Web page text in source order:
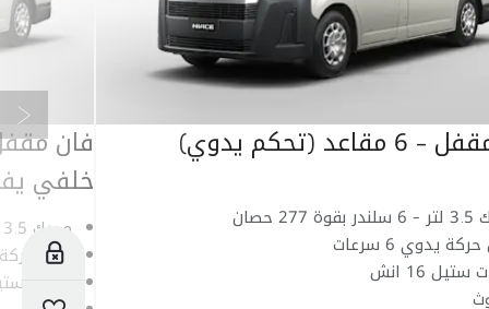
(تحكم يدوي)
حصان
يدوي 6 سرعات
16 انش
خلفي
محرك 3.5 لتر - 6 سلندر بقوة 277 حصان
ناقل حركة
عجلات ستيل